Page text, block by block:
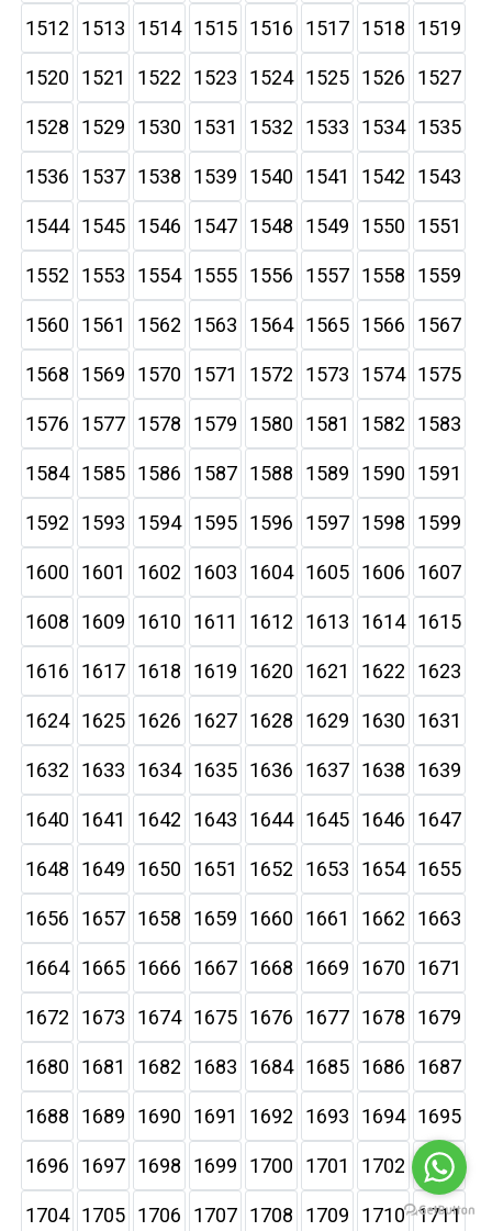
1512 1513 1514 1515 1516 1517 1518 1519
1520 1521 1522 1523 1524 1525 1526 1527
1528 1529 1530 1531 1532 1533 1534 1535
1536 1537 1538 1539 1540 1541 1542 1543
1544 1545 1546 1547 1548 1549 1550 1551
1552 1553 1554 1555 1556 1557 1558 1559
1560 1561 1562 1563 1564 1565 1566 1567
1568 1569 1570 1571 1572 1573 1574 1575
1576 1577 1578 1579 1580 1581 1582 1583
1584 1585 1586 1587 1588 1589 1590 1591
1592 1593 1594 1595 1596 1597 1598 1599
1600 1601 1602 1603 1604 1605 1606 1607
1608 1609 1610 1611 1612 1613 1614 1615
1616 1617 1618 1619 1620 1621 1622 1623
1624 1625 1626 1627 1628 1629 1630 1631
1632 1633 1634 1635 1636 1637 1638 1639
1640 1641 1642 1643 1644 1645 1646 1647
1648 1649 1650 1651 1652 1653 1654 1655
1656 1657 1658 1659 1660 1661 1662 1663
1664 1665 1666 1667 1668 1669 1670 1671
1672 1673 1674 1675 1676 1677 1678 1679
1680 1681 1682 1683 1684 1685 1686 1687
1688 1689 1690 1691 1692 1693 1694 1695
1696 1697 1698 1699 1700 1701 1702 1703
1704 1705 1706 1707 1708 1709 1710 1711